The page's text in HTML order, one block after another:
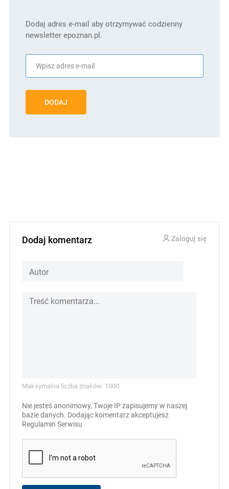
Dodaj adres e-mail aby otrzymywać codzienny
newsletter epoznan.pl.
DODAJ
Dodaj komentarz Zaloguj się
Maksymalna liczba znaków: 1000
Nie jesteś anonimowy, Twoje IP zapisujemy w naszej
bazie danych. Dodając komentarz akceptujesz
Regulamin Serwisu